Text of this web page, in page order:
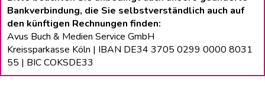
Bankverbindung, die Sie selbstverständlich auch auf
den künftigen Rechnungen finden:
Avus Buch & Medien Service GmbH
Kreissparkasse Köln | IBAN DE34 3705 0299 0000 8031
55 | BIC COKSDE33